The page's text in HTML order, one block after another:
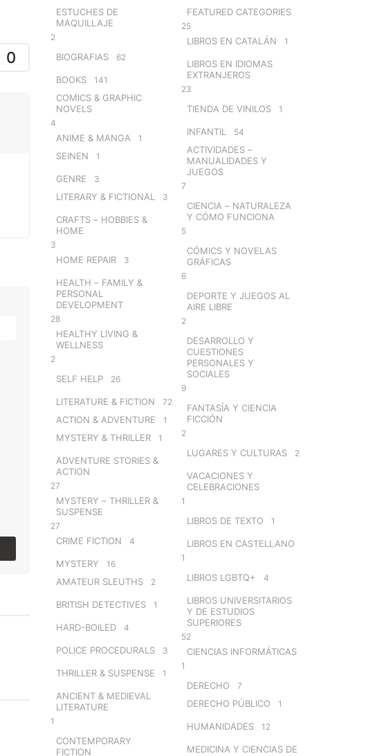
0
ESTUCHES DE
MAQUILLAJE
2
BIOGRAFIAS 62
BOOKS 141
COMICS & GRAPHIC
NOVELS
4
ANIME & MANGA 1
SEINEN 1
GENRE 3
LITERARY & FICTIONAL 3
CRAFTS – HOBBIES &
HOME
3
HOME REPAIR 3
HEALTH – FAMILY &
PERSONAL
DEVELOPMENT
28
HEALTHY LIVING &
WELLNESS
2
SELF HELP 26
LITERATURE & FICTION 72
ACTION & ADVENTURE 1
MYSTERY & THRILLER 1
ADVENTURE STORIES &
ACTION
27
MYSTERY – THRILLER &
SUSPENSE
27
CRIME FICTION 4
MYSTERY 16
AMATEUR SLEUTHS 2
BRITISH DETECTIVES 1
HARD-BOILED 4
POLICE PROCEDURALS 3
THRILLER & SUSPENSE 1
ANCIENT & MEDIEVAL
LITERATURE
1
CONTEMPORARY
FICTION
FEATURED CATEGORIES
25
LIBROS EN CATALÁN 1
LIBROS EN IDIOMAS
EXTRANJEROS
23
TIENDA DE VINILOS 1
INFANTIL 54
ACTIVIDADES –
MANUALIDADES Y
JUEGOS
7
CIENCIA – NATURALEZA
Y CÓMO FUNCIONA
5
CÓMICS Y NOVELAS
GRÁFICAS
6
DEPORTE Y JUEGOS AL
AIRE LIBRE
2
DESARROLLO Y
CUESTIONES
PERSONALES Y
SOCIALES
9
FANTASÍA Y CIENCIA
FICCIÓN
2
LUGARES Y CULTURAS 2
VACACIONES Y
CELEBRACIONES
1
LIBROS DE TEXTO 1
LIBROS EN CASTELLANO
1
LIBROS LGBTQ+ 4
LIBROS UNIVERSITARIOS
Y DE ESTUDIOS
SUPERIORES
52
CIENCIAS INFORMÁTICAS
1
DERECHO 7
DERECHO PÚBLICO 1
HUMANIDADES 12
MEDICINA Y CIENCIAS DE